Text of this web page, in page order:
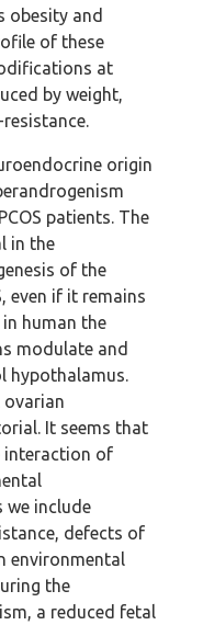
obesity and
of these
at
by weight,
origin
patients. The
in the
of the
even if it remains
human the
modulate and
hypothalamus.
It seems that
interaction of
we include
defects of
environmental
the
a reduced fetal